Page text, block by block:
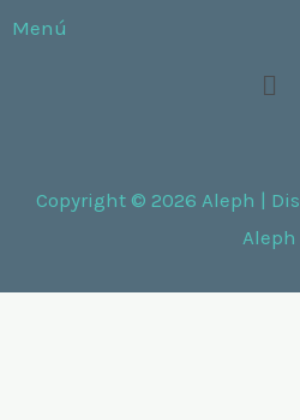
Menú
Menú
Copyright © 2026 Aleph |
Aleph